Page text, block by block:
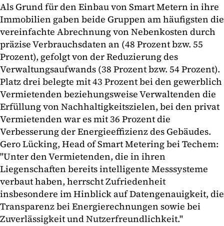
Als Grund für den Einbau von Smart Metern in ihre
Immobilien gaben beide Gruppen am häufigsten die
vereinfachte Abrechnung von Nebenkosten durch
präzise Verbrauchsdaten an (48 Prozent bzw. 55
Prozent), gefolgt von der Reduzierung des
Verwaltungsaufwands (38 Prozent bzw. 54 Prozent).
Platz drei belegte mit 43 Prozent bei den gewerblich
Vermietenden beziehungsweise Verwaltenden die
Erfüllung von Nachhaltigkeitszielen, bei den privat
Vermietenden war es mit 36 Prozent die
Verbesserung der Energieeffizienz des Gebäudes.
Gero Lücking, Head of Smart Metering bei Techem:
"Unter den Vermietenden, die in ihren
Liegenschaften bereits intelligente Messsysteme
verbaut haben, herrscht Zufriedenheit
insbesondere im Hinblick auf Datengenauigkeit, die
Transparenz bei Energierechnungen sowie bei
Zuverlässigkeit und Nutzerfreundlichkeit."